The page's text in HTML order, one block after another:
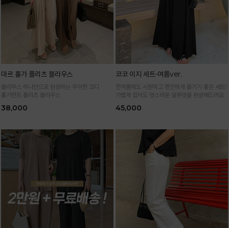
마르 홀가 플리츠 블라우스
블라우스 하나만으로 완성하는 우아한 코디
홀가먼트 플리츠 블라우스
38,000
코코 이지 세트-여름ver.
한여름에도 시원하고 편안하게 즐기기 좋은 세트!
가볍게 입어도 멋스러운 실루엣을 완성해드려요
45,000